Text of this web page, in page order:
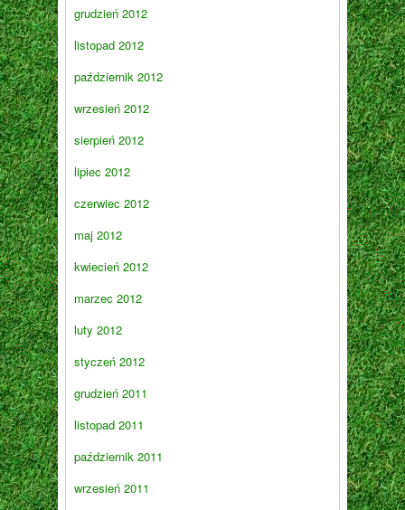
grudzień 2012
listopad 2012
październik 2012
wrzesień 2012
sierpień 2012
lipiec 2012
czerwiec 2012
maj 2012
kwiecień 2012
marzec 2012
luty 2012
styczeń 2012
grudzień 2011
listopad 2011
październik 2011
wrzesień 2011